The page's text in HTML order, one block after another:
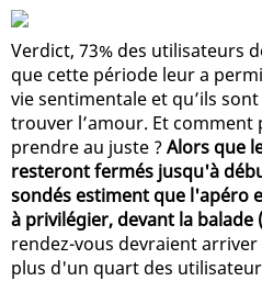
Verdict, 73% des utilisateurs
que cette période leur a
vie sentimentale et qu’ils
trouver l’amour. Et comment
prendre au juste ?Alors que
resteront fermés jusqu'à
sondés estiment que l'apéro
à privilégier, devant la balade
rendez-vous devraient
plus d'un quart des